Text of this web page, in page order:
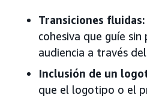
Transiciones fluidas:
cohesiva que guíe
audiencia a través
Inclusión de un
que el logotipo o el